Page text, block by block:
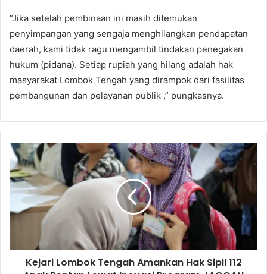
​”Jika setelah pembinaan ini masih ditemukan
penyimpangan yang sengaja menghilangkan pendapatan
daerah, kami tidak ragu mengambil tindakan penegakan
hukum (pidana). Setiap rupiah yang hilang adalah hak
masyarakat Lombok Tengah yang dirampok dari fasilitas
pembangunan dan pelayanan publik ,” pungkasnya.
Kejari Lombok Tengah Amankan Hak Sipil 112